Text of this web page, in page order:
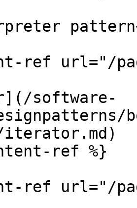
ref url="/
software-
ref %}
ref url="/